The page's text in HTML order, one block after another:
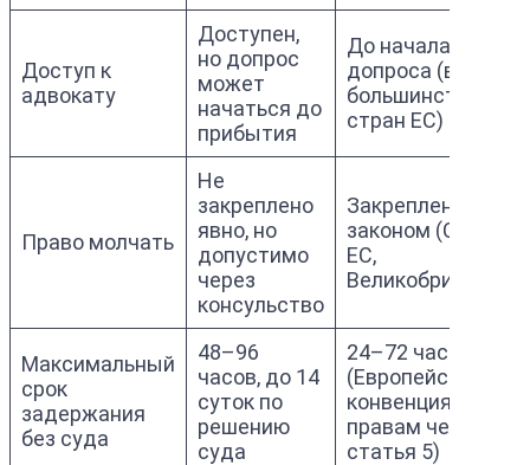
Доступ к
адвокату
Доступен,
но допрос
может
начаться до
прибытия
До начала
допроса (в
большинстве
стран ЕС)
Право молчать
Не
закреплено
явно, но
допустимо
через
консульство
Закреплено
законом (США,
ЕС,
Великобритания)
Максимальный
срок
задержания
без суда
48–96
часов, до 14
суток по
решению
суда
24–72 часа
(Европейская
конвенция по
правам человека,
статья 5)